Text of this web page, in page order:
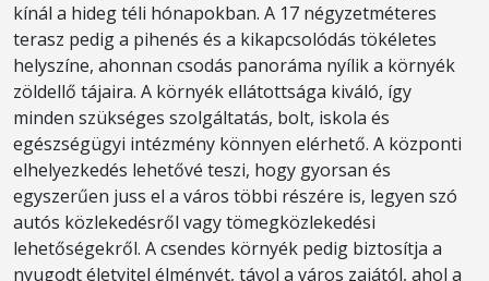
kínál a hideg téli hónapokban. A 17 négyzetméteres
terasz pedig a pihenés és a kikapcsolódás tökéletes
helyszíne, ahonnan csodás panoráma nyílik a környék
zöldellő tájaira. A környék ellátottsága kiváló, így
minden szükséges szolgáltatás, bolt, iskola és
egészségügyi intézmény könnyen elérhető. A központi
elhelyezkedés lehetővé teszi, hogy gyorsan és
egyszerűen juss el a város többi részére is, legyen szó
autós közlekedésről vagy tömegközlekedési
lehetőségekről. A csendes környék pedig biztosítja a
nyugodt életvitel élményét, távol a város zajától, ahol a